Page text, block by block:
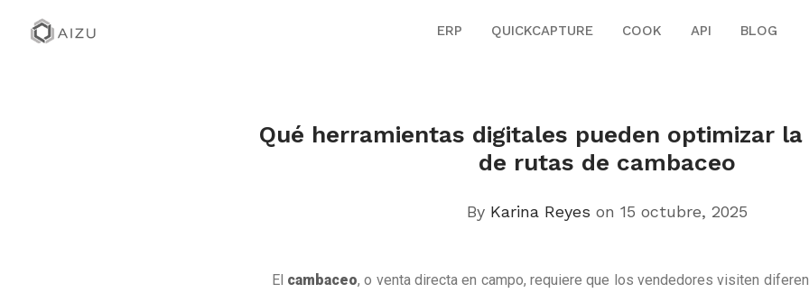
ERP QUICKCAPTURE COOK API BLOG
Qué herramientas digitales pueden optimizar
de rutas de cambaceo
By Karina Reyes on 15 octubre, 2025
El cambaceo, o venta directa en campo, requiere que los vendedores visiten